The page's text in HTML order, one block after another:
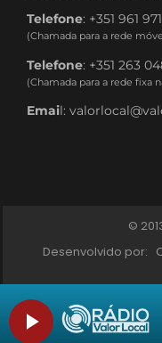
Telefone: +351 961
(Chamada para a rede
Telefone: +351 263
(Chamada para a rede fixa
Email:
©
Desenvolvido por: